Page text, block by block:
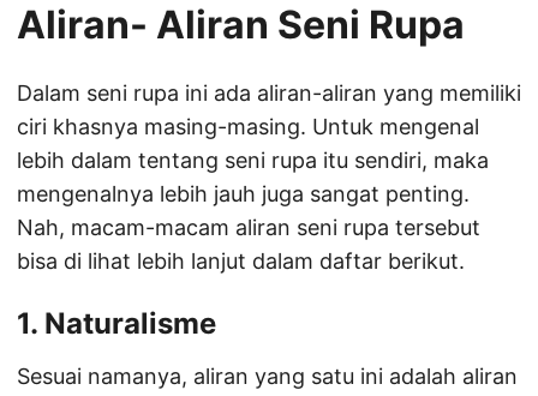
Aliran- Aliran Seni Rupa
Dalam seni rupa ini ada aliran-aliran yang memiliki
ciri khasnya masing-masing. Untuk mengenal
lebih dalam tentang seni rupa itu sendiri, maka
mengenalnya lebih jauh juga sangat penting.
Nah, macam-macam aliran seni rupa tersebut
bisa di lihat lebih lanjut dalam daftar berikut.
1. Naturalisme
Sesuai namanya, aliran yang satu ini adalah aliran